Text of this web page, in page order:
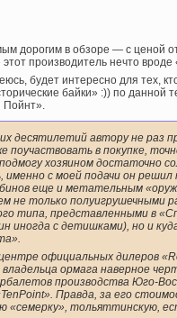
дорогим в обзоре — с ценой
производитель нечто
будет интересно для тех,
байки» :)) по данной
Пойнт».
десятилетий автору не раз
поучаствовать в покупке,
хозяином достаточно
именно с моей подачи он
еще и метательным
не только полуигрушечными
типа, представленными в
иногда с детишками), но и
официальных дилеров
ормага наверное
производства Юго-
Правда, за его
«семерку», тольяттинскую,